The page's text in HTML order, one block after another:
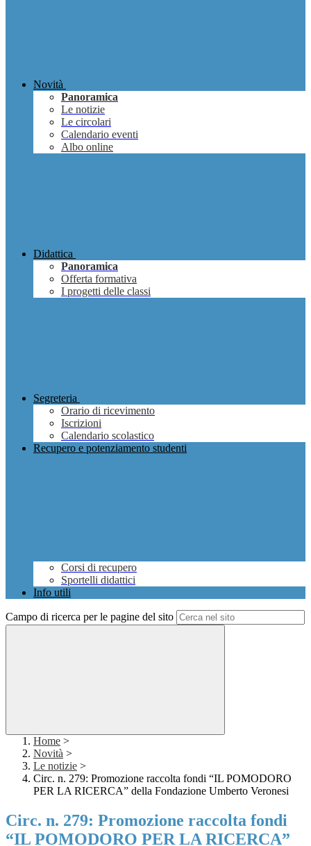
Novità
Panoramica
Le notizie
Le circolari
Calendario eventi
Albo online
Didattica
Panoramica
Offerta formativa
I progetti delle classi
Segreteria
Orario di ricevimento
Iscrizioni
Calendario scolastico
Recupero e potenziamento studenti
Corsi di recupero
Sportelli didattici
Info utili
Campo di ricerca per le pagine del sito
Home >
Novità >
Le notizie >
Circ. n. 279: Promozione raccolta fondi “IL POMODORO
PER LA RICERCA” della Fondazione Umberto Veronesi
Circ. n. 279: Promozione raccolta fondi
“IL POMODORO PER LA RICERCA”